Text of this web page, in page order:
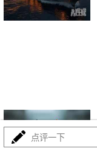
点评一下